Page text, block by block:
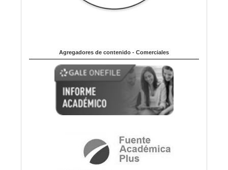
Agregadores de contenido - Comerciales